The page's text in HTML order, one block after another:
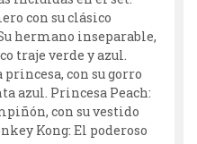
con su clásico
hermano inseparable,
traje verde y azul.
con su gorro
azul. Princesa Peach:
con su vestido
Kong: El poderoso